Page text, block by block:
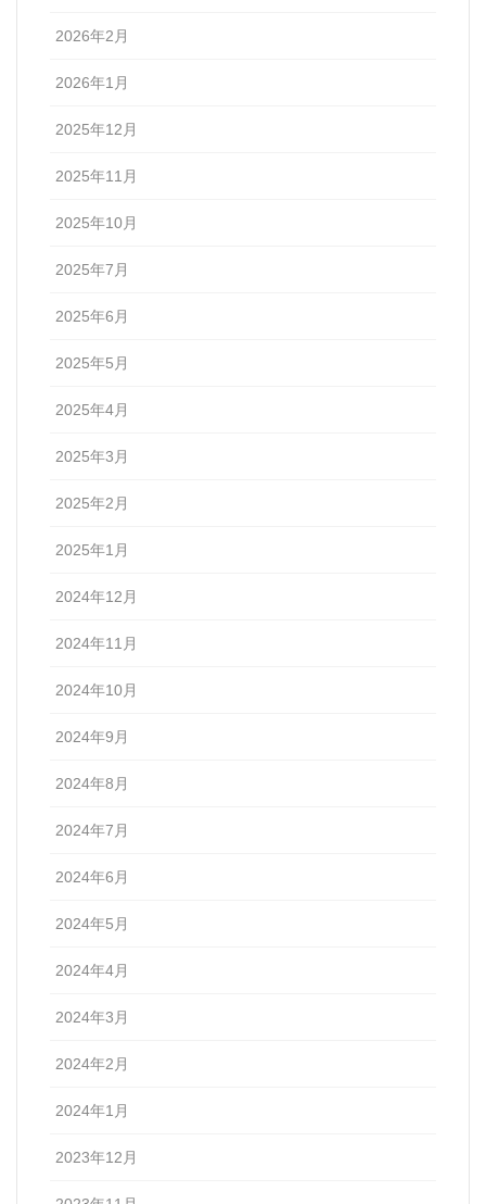
2026年2月
2026年1月
2025年12月
2025年11月
2025年10月
2025年7月
2025年6月
2025年5月
2025年4月
2025年3月
2025年2月
2025年1月
2024年12月
2024年11月
2024年10月
2024年9月
2024年8月
2024年7月
2024年6月
2024年5月
2024年4月
2024年3月
2024年2月
2024年1月
2023年12月